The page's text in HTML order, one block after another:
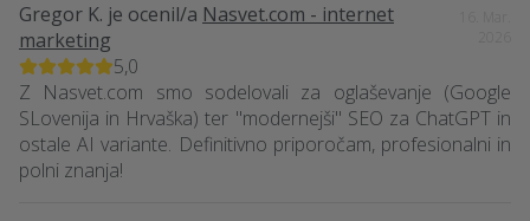
Gregor K. je ocenil/a Nasvet.com - internet
marketing
5,0
Z Nasvet.com smo sodelovali za oglaševanje (Google
SLovenija in Hrvaška) ter "modernejši" SEO za ChatGPT in
ostale AI variante. Definitivno priporočam, profesionalni in
polni znanja!